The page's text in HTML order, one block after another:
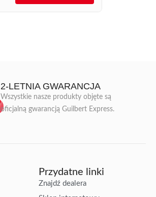
2-LETNIA GWARANCJA
Wszystkie nasze produkty objęte są
oficjalną gwarancją Guilbert Express.
Przydatne linki
Znajdź dealera